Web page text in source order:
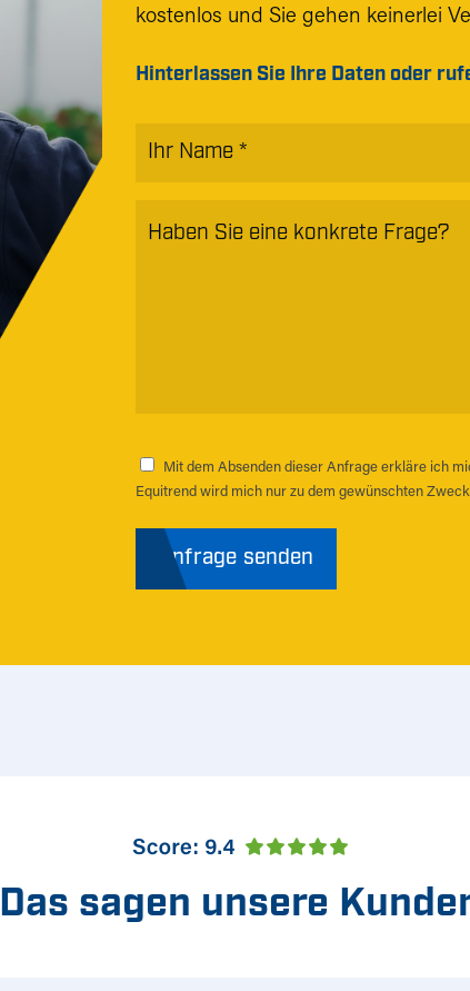
kostenlos und Sie gehen keinerlei
Hinterlassen Sie Ihre Daten oder
Name *
Zustimmung *
Mit dem Absenden dieser Anfrage erkläre ich
Equitrend wird mich nur zu dem gewünschten
Anfrage senden
Das sagen unsere